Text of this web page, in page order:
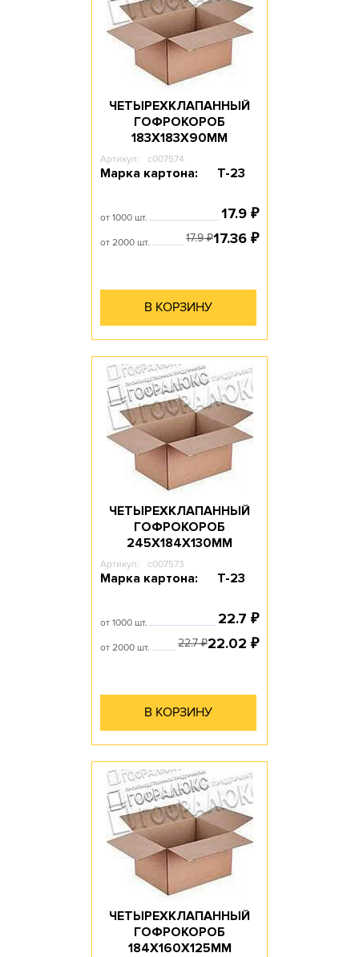
ЧЕТЫРЕХКЛАПАННЫЙ
ГОФРОКОРОБ
183Х183Х90ММ
Артикул: c007574
Марка картона: Т-23
от 1000 шт. 17.9 ₽
от 2000 шт. 17.9₽17.36 ₽
В КОРЗИНУ
ЧЕТЫРЕХКЛАПАННЫЙ
ГОФРОКОРОБ
245Х184Х130ММ
Артикул: c007573
Марка картона: Т-23
от 1000 шт. 22.7 ₽
от 2000 шт. 22.7₽22.02 ₽
В КОРЗИНУ
ЧЕТЫРЕХКЛАПАННЫЙ
ГОФРОКОРОБ
184Х160Х125ММ